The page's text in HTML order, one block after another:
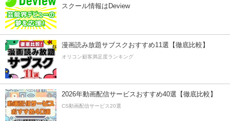
スクール情報はDeview
漫画読み放題サブスクおすすめ11選【徹底比較】
オリコン顧客満足度ランキング
2026年動画配信サービスおすすめ40選【徹底比較】
CS動画配信サービス20選